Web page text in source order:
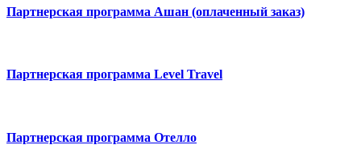
Партнерская программа Ашан (оплаченный заказ)
Партнерская программа Level Travel
Партнерская программа Отелло